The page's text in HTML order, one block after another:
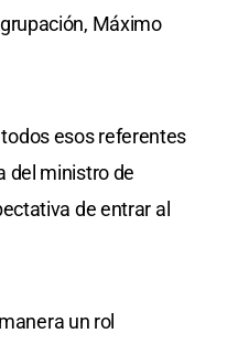
Máximo
esos referentes
del ministro de
de entrar al
un rol